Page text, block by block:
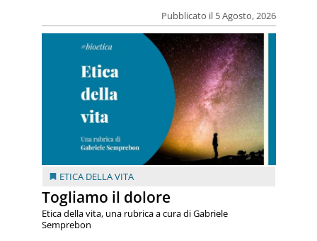
Pubblicato il 5 Agosto, 2026
ETICA DELLA VITA
Togliamo il dolore
Etica della vita, una rubrica a cura di Gabriele
Semprebon